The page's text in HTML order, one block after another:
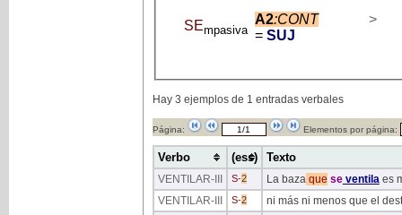
SEmpasiva
A2:CONT
= SUJ
>
Hay 3 ejemplos de 1 entradas verbales
Página: Elementos por página:
Verbo (ess) Texto
VENTILAR-III S-2 La bazaque seventilaes
VENTILAR-III S-2
ni más ni menos que el